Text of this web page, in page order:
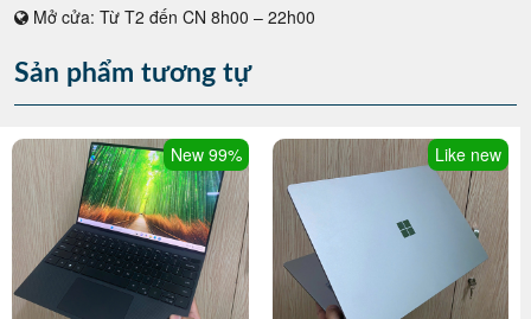
Mở cửa: Từ T2 đến CN 8h00 – 22h00
Sản phẩm tương tự
New 99% Like new